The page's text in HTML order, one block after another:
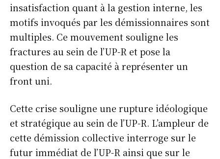
insatisfaction quant à la gestion interne, les
motifs invoqués par les démissionnaires sont
multiples. Ce mouvement souligne les
fractures au sein de l’UP-R et pose la
question de sa capacité à représenter un
front uni.
Cette crise souligne une rupture idéologique
et stratégique au sein de l’UP-R. L’ampleur de
cette démission collective interroge sur le
futur immédiat de l’UP-R ainsi que sur le